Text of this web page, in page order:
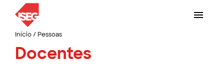
Início/ Pessoas
Docentes